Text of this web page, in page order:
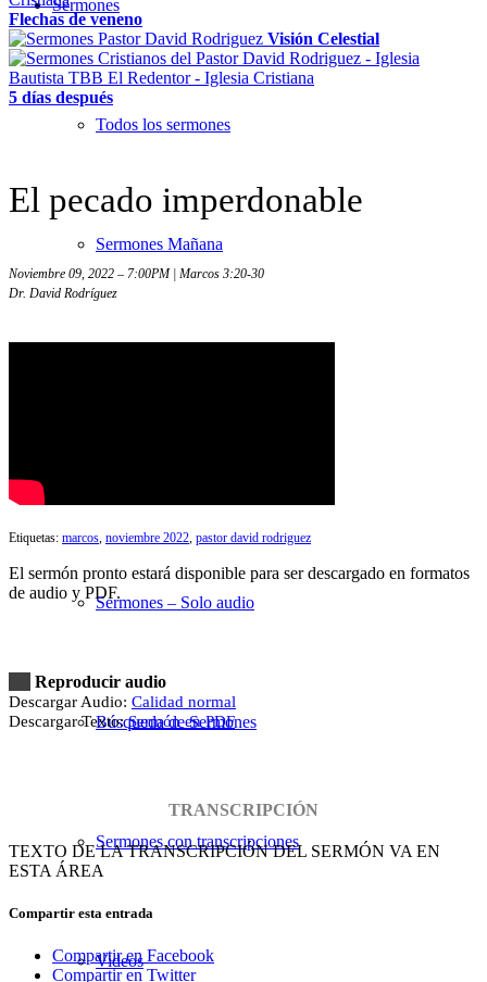
Sermones
Todos los sermones
Sermones Mañana
Sermones – Solo audio
Búsqueda de Sermones
Sermones con transcripciones
Videos
Flechas de veneno
Visión Celestial
5 días después
El pecado imperdonable
Noviembre 09, 2022 – 7:00PM | Marcos 3:20-30
Dr. David Rodríguez
Etiquetas: marcos noviembre 2022 pastor david rodriguez
El sermón pronto estará disponible para ser descargado en formatos
de audio y PDF.
Reproducir audio
Descargar Audio: Calidad normal
Descargar Texto:Sermón en PDF
TRANSCRIPCIÓN
TEXTO DE LA TRANSCRIPCIÓN DEL SERMÓN VA EN
ESTA ÁREA
Compartir esta entrada
Compartir en Facebook
Compartir en Twitter